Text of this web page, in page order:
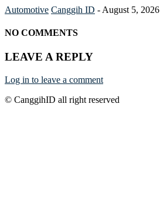
Automotive Canggih ID - August 5, 2026
NO COMMENTS
LEAVE A REPLY
Log in to leave a comment
© CanggihID all right reserved